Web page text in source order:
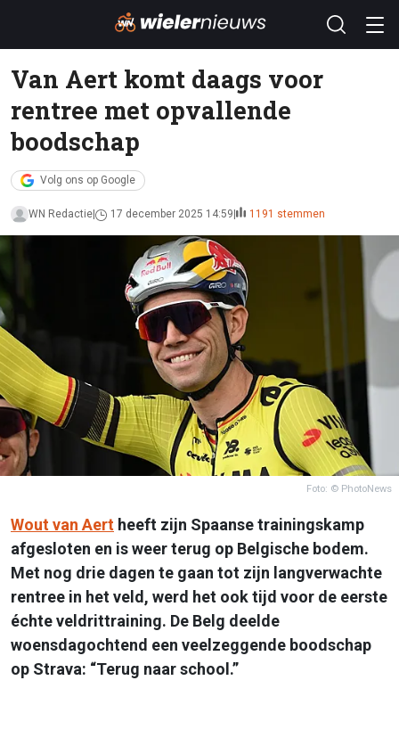
Van Aert komt daags voor
rentree met opvallende
boodschap
Volg ons op Google
WN Redactie 17 december 2025 14:59 1191 stemmen
Foto: © PhotoNews
Wout van Aert heeft zijn Spaanse trainingskamp
afgesloten en is weer terug op Belgische bodem.
Met nog drie dagen te gaan tot zijn langverwachte
rentree in het veld, werd het ook tijd voor de eerste
échte veldrittraining. De Belg deelde
woensdagochtend een veelzeggende boodschap
op Strava: “Terug naar school.”